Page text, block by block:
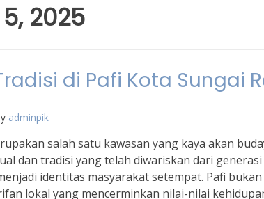
2025
di Pafi Kota Sungai
adminpik
salah satu kawasan yang kaya akan
dan tradisi yang telah diwariskan dari generasi
identitas masyarakat setempat. Pafi
lokal yang mencerminkan nilai-nilai